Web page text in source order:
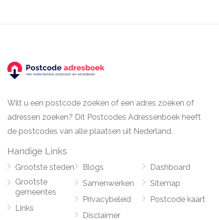
Wilt u een postcode zoeken of een adres zoeken of
adressen zoeken? Dit Postcodes Adressenboek heeft
de postcodes van alle plaatsen uit Nederland.
Handige Links
Grootste steden
Grootste
gemeentes
Links
Blogs
Samenwerken
Privacybeleid
Disclaimer
Dashboard
Sitemap
Postcode kaart